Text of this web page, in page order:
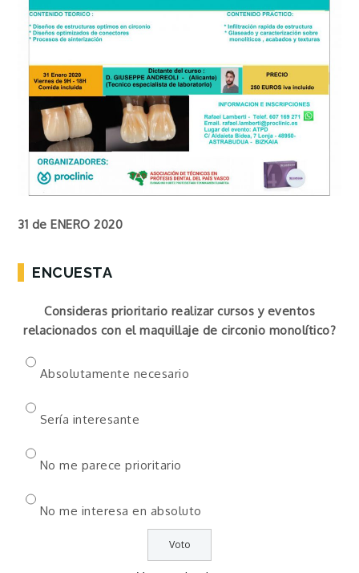
31 de ENERO 2020
ENCUESTA
Consideras prioritario realizar cursos y eventos
relacionados con el maquillaje de circonio monolítico?
Absolutamente necesario
Sería interesante
No me parece prioritario
No me interesa en absoluto